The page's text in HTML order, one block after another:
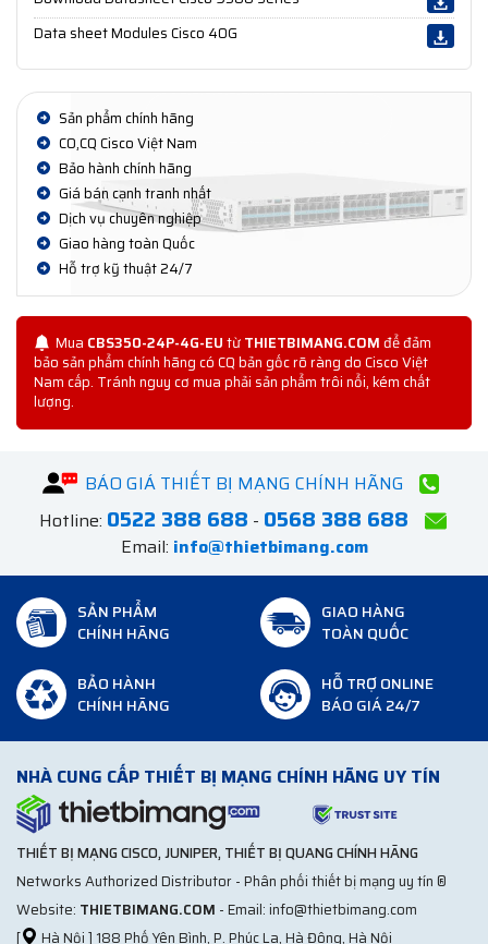
Data sheet Modules Cisco 40G
Sản phẩm chính hãng
CO,CQ Cisco Việt Nam
Bảo hành chính hãng
Giá bán cạnh tranh nhất
Dịch vụ chuyên nghiệp
Giao hàng toàn Quốc
Hỗ trợ kỹ thuật 24/7
Mua CBS350-24P-4G-EUtừTHIETBIMANG.COMđể đảm
bảo sản phẩm chính hãng có CQ bản gốc rõ ràng do Cisco Việt
Nam cấp. Tránh nguy cơ mua phải sản phẩm trôi nổi, kém chất
lượng.
BÁO GIÁ THIẾT BỊ MẠNG CHÍNH HÃNG
Hotline: 0522 388 688 - 0568 388 688
Email: info@thietbimang.com
SẢN PHẨM
CHÍNH HÃNG
GIAO HÀNG
TOÀN QUỐC
BẢO HÀNH
CHÍNH HÃNG
HỖ TRỢ ONLINE
BÁO GIÁ 24/7
NHÀ CUNG CẤP THIẾT BỊ MẠNG CHÍNH HÃNG UY TÍN
THIẾT BỊ MẠNG CISCO, JUNIPER, THIẾT BỊ QUANG CHÍNH HÃNG
Networks Authorized Distributor - Phân phối thiết bị mạng uy tín ®
Website: THIETBIMANG.COM - Email: info@thietbimang.com
[
Hà Nội ] 188 Phố Yên Bình, P. Phúc La, Hà Đông, Hà Nội